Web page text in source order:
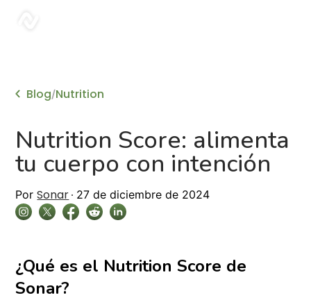
Blog/Nutrition
Nutrition Score: alimenta
tu cuerpo con intención
Por Sonar 27 de diciembre de 2024
¿Qué es el Nutrition Score de
Sonar?